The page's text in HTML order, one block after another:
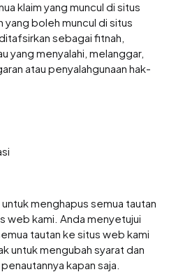
klaim yang muncul di situs
yang boleh muncul di situs
sebagai fitnah,
yang menyalahi, melanggar,
atau penyalahgunaan hak-
menghapus semua tautan
web kami. Anda menyetujui
tautan ke situs web kami
untuk mengubah syarat dan
kapan saja.